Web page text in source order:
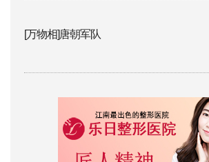
[万物相]唐朝军队